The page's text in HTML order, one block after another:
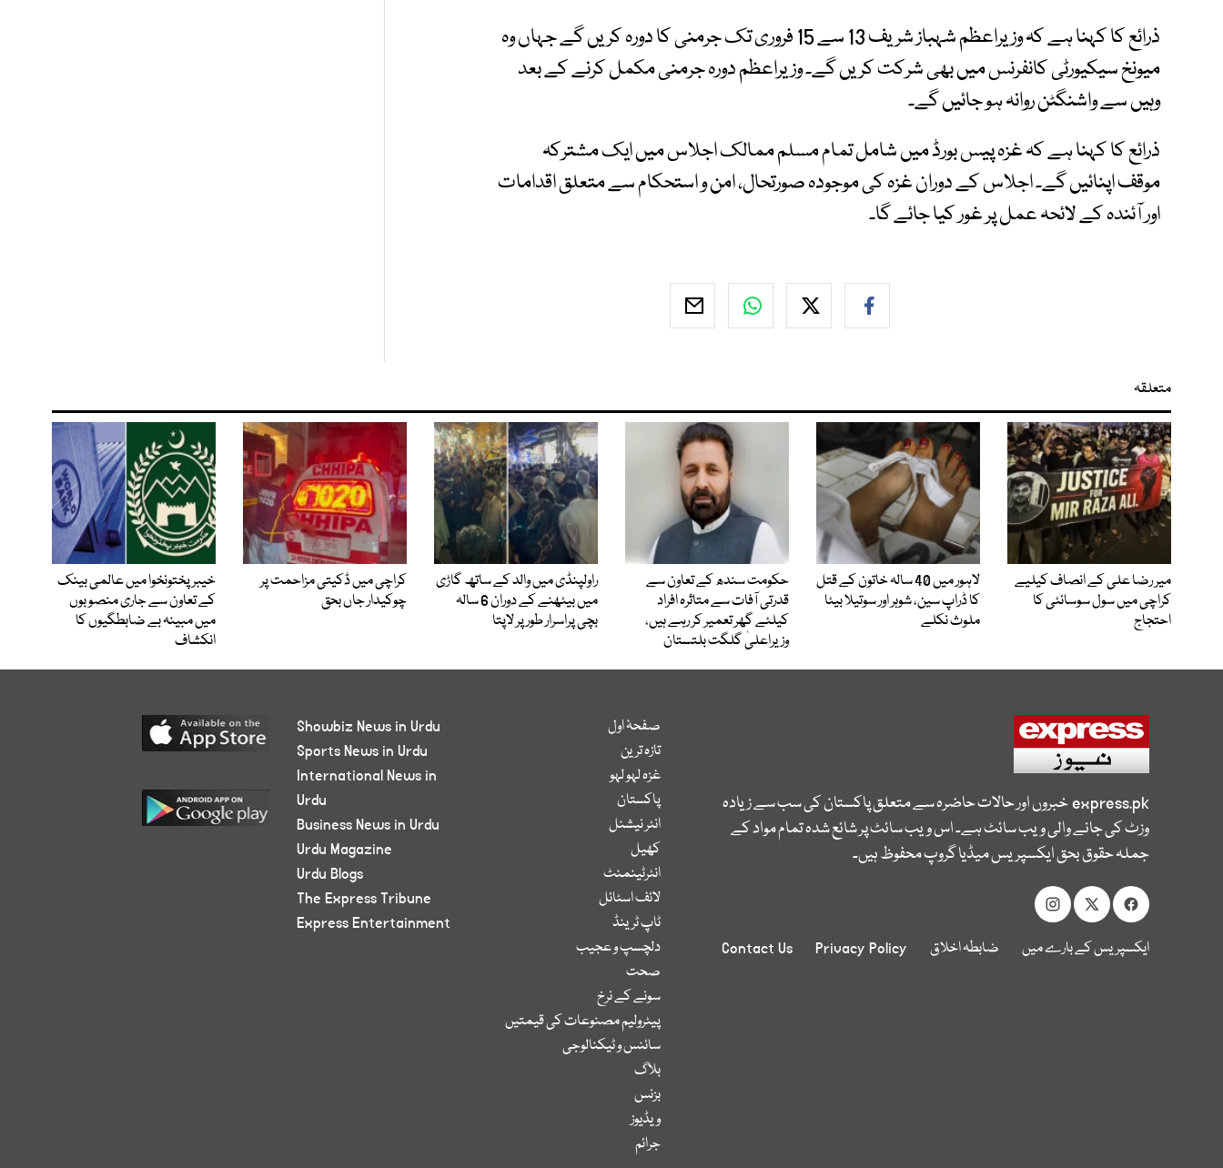
ذرائع کا کہنا ہے کہ وزیراعظم شہباز شریف 13 سے 15 فروری تک جرمنی کا دورہ کریں گے جہاں وہ
میونخ سیکیورٹی کانفرنس میں بھی شرکت کریں گے۔ وزیراعظم دورہ جرمنی مکمل کرنے کے بعد
وہیں سے واشنگٹن روانہ ہو جائیں گے۔
ذرائع کا کہنا ہے کہ غزہ پیس بورڈ میں شامل تمام مسلم ممالک اجلاس میں ایک مشترکہ
موقف اپنائیں گے۔ اجلاس کے دوران غزہ کی موجودہ صورتحال، امن و استحکام سے متعلق اقدامات
اور آئندہ کے لائحہ عمل پر غور کیا جائے گا۔
متعلقہ
میر رضا علی کے انصاف کیلیے
کراچی میں سول سوسائٹی کا
احتجاج
لاہور میں 40 سالہ خاتون کے قتل
کا ڈراپ سین، شوہر اور سوتیلا بیٹا
ملوث نکلے
حکومت سندھ کے تعاون سے
قدرتی آفات سے متاثرہ افراد
کیلئے گھر تعمیر کر رہے ہیں،
وزیراعلیٰ گلگت بلتستان
راولپنڈی میں والد کے ساتھ گاڑی
میں بیٹھنے کے دوران 6 سالہ
بچی پراسرار طور پر لاپتا
کراچی میں ڈکیتی مزاحمت پر
چوکیدار جاں بحق
خیبرپختونخوا میں عالمی بینک
کے تعاون سے جاری منصوبوں
میں مبینہ بے ضابطگیوں کا
انکشاف
express.pkخبروں اور حالات حاضرہ سے متعلق پاکستان کی سب سے زیادہ
وزٹ کی جانے والی ویب سائٹ ہے۔ اس ویب سائٹ پر شائع شدہ تمام مواد کے
جملہ حقوق بحق ایکسپریس میڈیا گروپ محفوظ ہیں۔
ایکسپریس کے بارے میں ضابطہ اخلاق Privacy Policy
Contact Us
صفحۂ اول
تازہ ترین
غزہ لہو لہو
پاکستان
انٹر نیشنل
کھیل
انٹرٹینمنٹ
لائف اسٹائل
ٹاپ ٹرینڈ
دلچسپ و عجیب
صحت
سونے کے نرخ
پیٹرولیم مصنوعات کی قیمتیں
سائنس و ٹیکنالوجی
بلاگ
بزنس
ویڈیوز
جرائم
Showbiz News in Urdu
Sports News in Urdu
International News in
Urdu
Business News in Urdu
Urdu Magazine
Urdu Blogs
The Express Tribune
Express Entertainment